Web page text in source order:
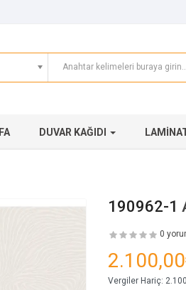
DUVAR KAĞIDI
190962-1
0
Vergiler Hariç: